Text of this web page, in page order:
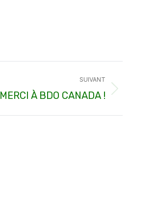
SUIVANT
MERCI À BDO CANADA !